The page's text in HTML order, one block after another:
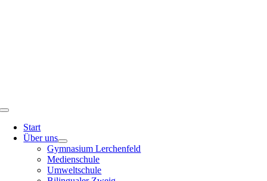
Toggle
Navigation
Start
Über uns
Gymnasium Lerchenfeld
Medienschule
Umweltschule